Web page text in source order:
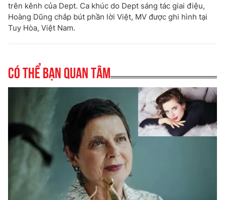
trên kênh của Dept. Ca khúc do Dept sáng tác giai điệu,
Hoàng Dũng chắp bút phần lời Việt, MV được ghi hình tại
Tuy Hòa, Việt Nam.
Có thể bạn quan tâm